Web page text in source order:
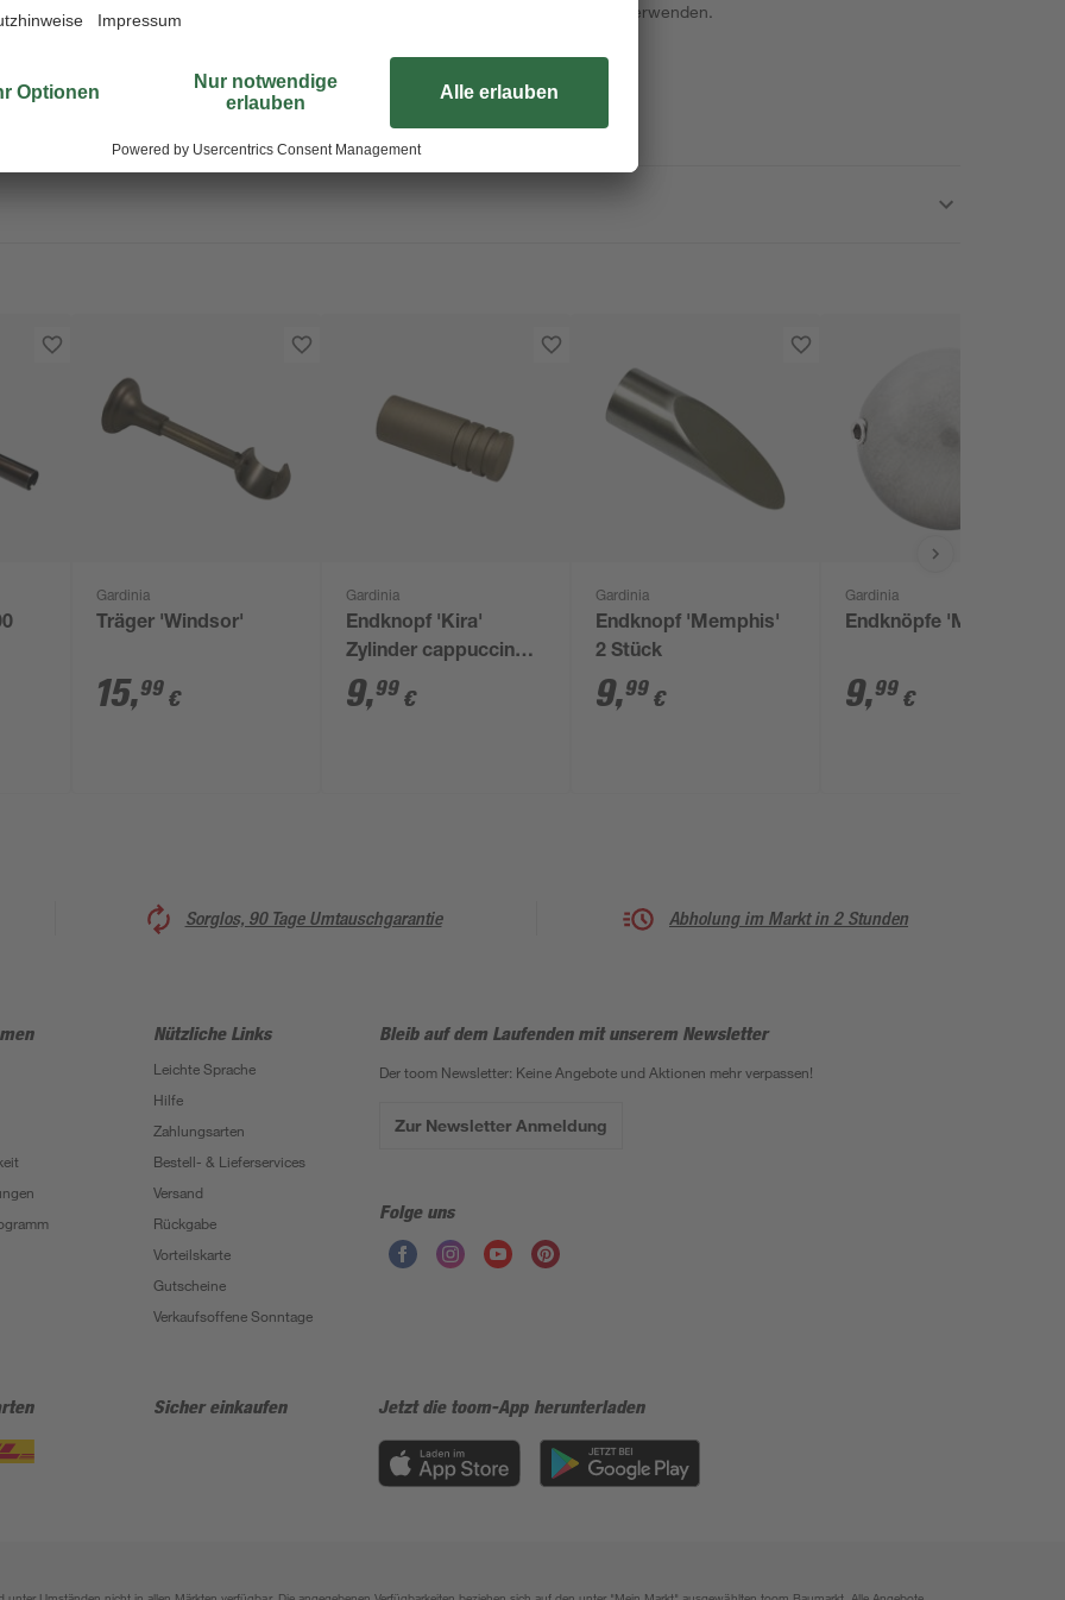
Metall Info: Ab Stangenlänge 200 cm 3 Träger verwenden.
Gardinia
Träger 'Windsor'
15,99 €
Gardinia
Endknopf 'Kira'
Zylinder cappuccino 2
Stück
9,99 €
Gardinia
Endknopf 'Memphis'
2 Stück
9,99 €
Gardinia
Endknöpfe 'Memphis'
9,99 €
Sorglos, 90 Tage Umtauschgarantie Abholung im Markt in 2 Stunden
Nützliche Links
Leichte Sprache
Hilfe
Zahlungsarten
Bestell- & Lieferservices
Versand
Rückgabe
Vorteilskarte
Gutscheine
Verkaufsoffene Sonntage
Bleib auf dem Laufenden mit unserem Newsletter
Der toom Newsletter: Keine Angebote und Aktionen mehr verpassen!
Zur Newsletter Anmeldung
Folge uns
Sicher einkaufen Jetzt die toom-App herunterladen